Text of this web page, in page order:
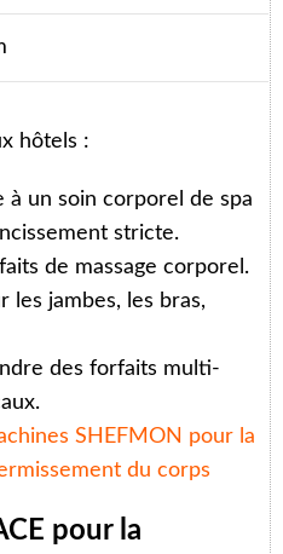
hôtels :
à un soin corporel de spa
stricte.
de massage corporel.
les jambes, les bras,
des forfaits multi-
SHEFMON pour la
du corps
pour laKorean
Arabic